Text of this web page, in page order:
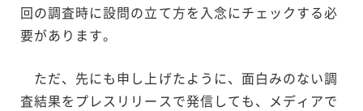
回の調査時に設問の立て方を入念にチェックする必
要があります。
ただ、先にも申し上げたように、面白みのない調
査結果をプレスリリースで発信しても、メディアで